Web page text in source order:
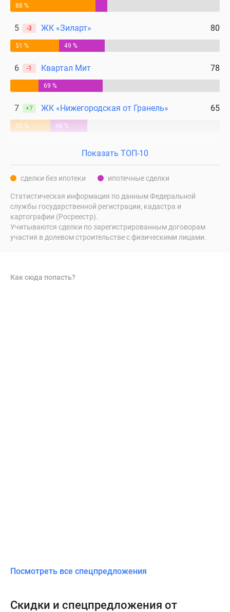
88 %
5 -3 ЖК «Зиларт» 80
51 % 49 %
6 -1 Квартал Мит 78
69 %
7 +7 ЖК «Нижегородская от Гранель» 65
52 % 48 %
Показать ТОП-10
сделки без ипотеки ипотечные сделки
Статистическая информация по данным Федеральной
службы государственной регистрации, кадастра и
картографии (Росреестр).
Учитываются сделки по зарегистрированным договорам
участия в долевом строительстве с физическими лицами.
Как сюда попасть?
Посмотреть все спецпредложения
Скидки и спецпредложения от